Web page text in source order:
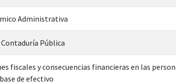
Administrativa
Pública
fiscales y consecuencias financieras en las
de efectivo